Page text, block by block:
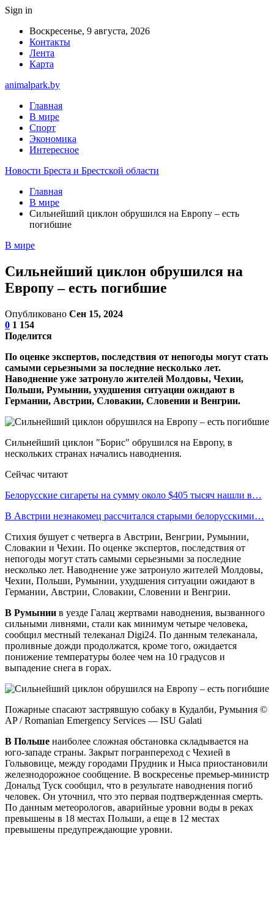
Sign in
Воскресенье, 9 августа, 2026
Контакты
Лента
Карта
animalpark.by
Главная
В мире
Спорт
Экономика
Интересное
Новости Бреста и Брестской области
Главная
В мире
Сильнейший циклон обрушился на Европу – есть
погибшие
В мире
Сильнейший циклон обрушился на
Европу – есть погибшие
Опубликовано Сен 15, 2024
0 1 154
Поделится
По оценке экспертов, последствия от непогоды могут стать
самыми серьезными за последние несколько лет.
Наводнение уже затронуло жителей Молдовы, Чехии,
Польши, Румынии, ухудшения ситуации ожидают в
Германии, Австрии, Словакии, Словении и Венгрии.
Сильнейший циклон "Борис" обрушился на Европу, в
нескольких странах начались наводнения.
Сейчас читают
Белорусские сигареты на сумму около $405 тысяч нашли в…
В Австрии незнакомец рассчитался старыми белорусскими…
Стихия бушует с четверга в Австрии, Венгрии, Румынии,
Словакии и Чехии. По оценке экспертов, последствия от
непогоды могут стать самыми серьезными за последние
несколько лет. Наводнение уже затронуло жителей Молдовы,
Чехии, Польши, Румынии, ухудшения ситуации ожидают в
Германии, Австрии, Словакии, Словении и Венгрии.
В Румынии в уезде Галац жертвами наводнения, вызванного
сильными ливнями, стали как минимум четыре человека,
сообщил местный телеканал Digi24. По данным телеканала,
проливные дожди продолжатся, кроме того, ожидается
понижение температуры более чем на 10 градусов и
выпадение снега в горах.
Пожарные спасают застрявшую собаку в Кудалби, Румыния ©
AP / Romanian Emergency Services — ISU Galati
В Польше наиболее сложная обстановка складывается на
юго-западе страны. Закрыт погранпереход с Чехией в
Гольвовице, между городами Прудник и Ныса приостановили
железнодорожное сообщение. В воскресенье премьер-министр
Дональд Туск сообщил, что в результате наводнения погиб
человек. Он уточнил, что это первая подтвержденная смерть.
По данным метеорологов, аварийные уровни воды в реках
превышены в 18 местах Польши, а еще в 12 местах
превышены предупреждающие уровни.